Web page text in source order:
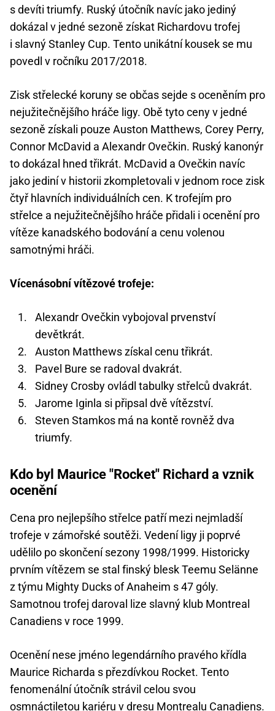
s devíti triumfy. Ruský útočník navíc jako jediný
dokázal v jedné sezoně získat Richardovu trofej
i slavný Stanley Cup. Tento unikátní kousek se mu
povedl v ročníku 2017/2018.
Zisk střelecké koruny se občas sejde s oceněním pro
nejužitečnějšího hráče ligy. Obě tyto ceny v jedné
sezoně získali pouze Auston Matthews, Corey Perry,
Connor McDavid a Alexandr Ovečkin. Ruský kanonýr
to dokázal hned třikrát. McDavid a Ovečkin navíc
jako jediní v historii zkompletovali v jednom roce zisk
čtyř hlavních individuálních cen. K trofejím pro
střelce a nejužitečnějšího hráče přidali i ocenění pro
vítěze kanadského bodování a cenu volenou
samotnými hráči.
Vícenásobní vítězové trofeje:
Alexandr Ovečkin vybojoval prvenství
devětkrát.
Auston Matthews získal cenu třikrát.
Pavel Bure se radoval dvakrát.
Sidney Crosby ovládl tabulky střelců dvakrát.
Jarome Iginla si připsal dvě vítězství.
Steven Stamkos má na kontě rovněž dva
triumfy.
Kdo byl Maurice "Rocket" Richard a vznik
ocenění
Cena pro nejlepšího střelce patří mezi nejmladší
trofeje v zámořské soutěži. Vedení ligy ji poprvé
udělilo po skončení sezony 1998/1999. Historicky
prvním vítězem se stal finský blesk Teemu Selänne
z týmu Mighty Ducks of Anaheim s 47 góly.
Samotnou trofej daroval lize slavný klub Montreal
Canadiens v roce 1999.
Ocenění nese jméno legendárního pravého křídla
Maurice Richarda s přezdívkou Rocket. Tento
fenomenální útočník strávil celou svou
osmnáctiletou kariéru v dresu Montrealu Canadiens.